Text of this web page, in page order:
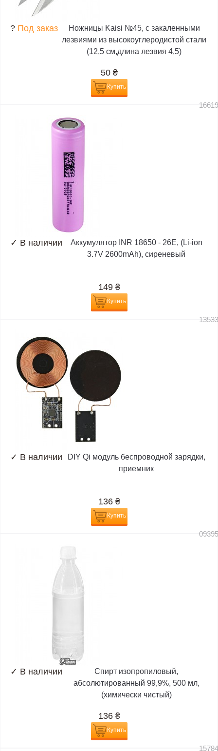
? Под заказ
Ножницы Kaisi №45, с закаленными
лезвиями из высокоуглеродистой стали
(12,5 см,длина лезвия 4,5)
50 ₴
Купить
✓ В наличии
Аккумулятор INR 18650 - 26E, (Li-ion
3.7V 2600mAh), сиреневый
149 ₴
Купить
✓ В наличии
DIY Qi модуль беспроводной зарядки,
приемник
136 ₴
Купить
✓ В наличии
Спирт изопропиловый,
абсолютированный 99,9%, 500 мл,
(химически чистый)
136 ₴
Купить